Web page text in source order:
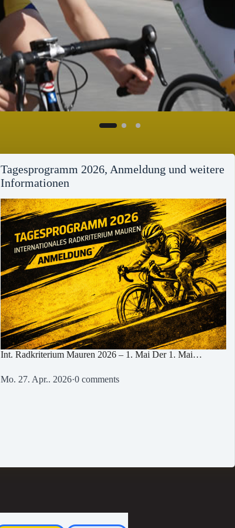
Tagesprogramm 2026, Anmeldung und weitere
Informationen
Int. Radkriterium Mauren 2026 – 1. Mai Der 1. Mai…
Mo. 27. Apr.. 2026·0 comments